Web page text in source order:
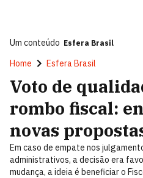
Um conteúdo Esfera Brasil
Home Esfera Brasil
Voto de
rombo fiscal:
novas
Em caso de empate nos
administrativos, a decisão era
mudança, a ideia é beneficiar o